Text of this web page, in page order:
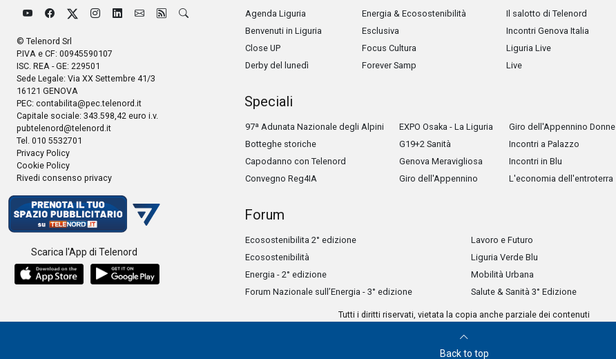
© Telenord Srl
P.IVA e CF: 00945590107
ISC. REA - GE: 229501
Sede Legale: Via XX Settembre 41/3
16121 GENOVA
PEC: contabilita@pec.telenord.it
Capitale sociale: 343.598,42 euro i.v.
pubtelenord@telenord.it
Tel. 010 5532701
Privacy Policy
Cookie Policy
Rivedi consenso privacy
Scarica l'App di Telenord
Agenda Liguria
Benvenuti in Liguria
Close UP
Derby del lunedì
Energia & Ecosostenibilità
Esclusiva
Focus Cultura
Forever Samp
Il salotto di Telenord
Incontri Genova Italia
Liguria Live
Live
Speciali
97ª Adunata Nazionale degli Alpini
Botteghe storiche
Capodanno con Telenord
Convegno Reg4IA
EXPO Osaka - La Liguria
G19+2 Sanità
Genova Meravigliosa
Giro dell'Appennino
Giro dell'Appennino Donne
Incontri a Palazzo
Incontri in Blu
L'economia dell'entroterra
Forum
Ecosostenibilita 2° edizione
Ecosostenibilità
Energia - 2° edizione
Forum Nazionale sull’Energia - 3° edizione
Lavoro e Futuro
Liguria Verde Blu
Mobilità Urbana
Salute & Sanità 3° Edizione
Tutti i diritti riservati, vietata la copia anche parziale dei contenuti
Back to top